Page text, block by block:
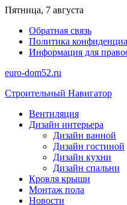
Перейти
содержимому
Пятница, 7 августа
Обратная связь
Политика
Информация для
euro-dom52.ru
Строительный Навигатор
Вентиляция
Дизайн интерьера
Дизайн ванной
Дизайн гостиной
Дизайн кухни
Дизайн спальни
Кровля крыши
Монтаж пола
Новости